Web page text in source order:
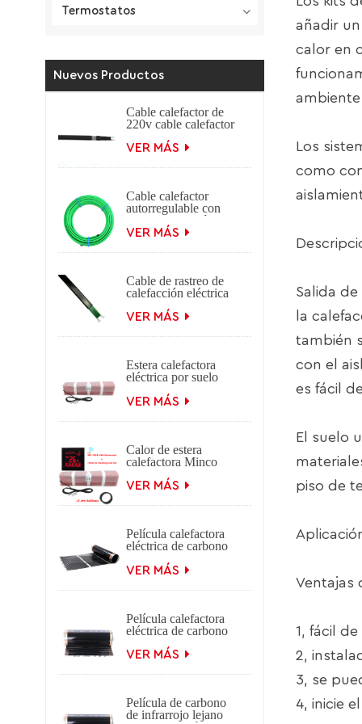
Termostatos
Nuevos Productos
Cable calefactor de
220v cable calefactor
cable calefactor
VER MÁS
Cable calefactor
autorregulable con
trenza Protección
contra
calefactor eléctrico
aplicaciones en
techos y canalones.
VER MÁS
Cable de rastreo de
calefacción eléctrica
derretir hielo y nieve
48V y 220V
VER MÁS
Estera calefactora
eléctrica por suelo
100w/m2
VER MÁS
Calor de estera
calefactora Minco
0.5m de ancho
VER MÁS
Película calefactora
eléctrica de carbono
Minco 80w/m2
VER MÁS
Película calefactora
eléctrica de carbono
Minco 140w/m2
VER MÁS
Película de carbono
de infrarrojo lejano
añadir
calor en
Los
como
Salida
la
también
con el
es fácil
El suelo
piso de
Ventajas
1, fácil
2,
3, se
4, inicie